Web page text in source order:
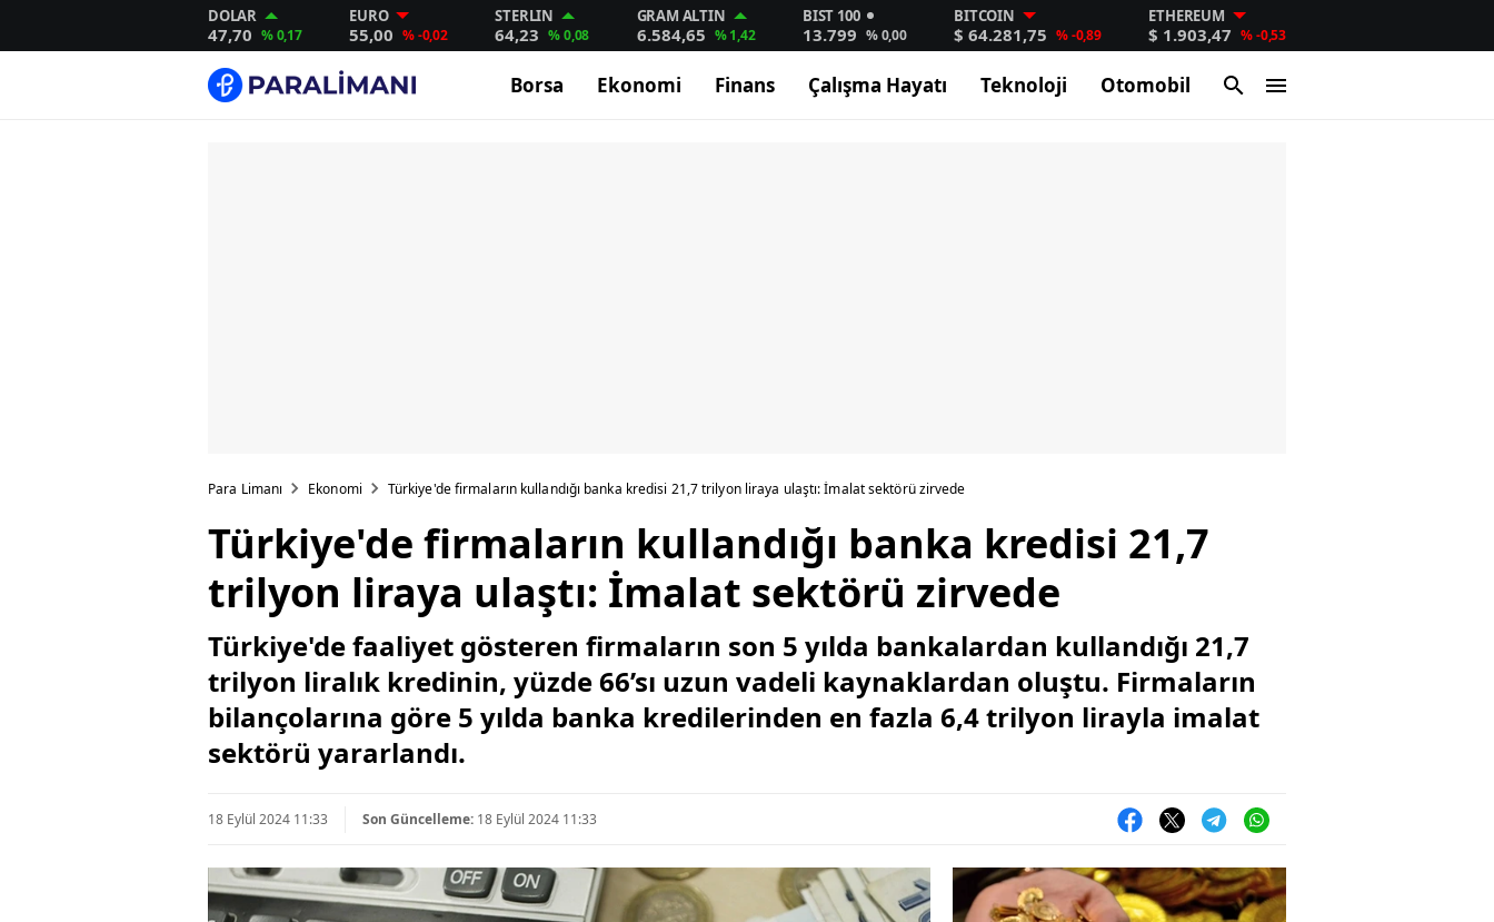
DOLAR
47,70 % 0,17
EURO
55,00 % -0,02
STERLIN
64,23 % 0,08
GRAM ALTIN
6.584,65 % 1,42
BIST 100
13.799 % 0,00
BITCOIN
$ 64.281,75 % -0,89
ETHEREUM
$ 1.903,47 % -0,53
Borsa Ekonomi Finans Çalışma Hayatı Teknoloji Otomobil
Para Limanı Ekonomi Türkiye'de firmaların kullandığı banka kredisi 21,7 trilyon liraya ulaştı: İmalat sektörü zirvede
Türkiye'de firmaların kullandığı banka kredisi 21,7
trilyon liraya ulaştı: İmalat sektörü zirvede
Türkiye'de faaliyet gösteren firmaların son 5 yılda bankalardan kullandığı 21,7
trilyon liralık kredinin, yüzde 66’sı uzun vadeli kaynaklardan oluştu. Firmaların
bilançolarına göre 5 yılda banka kredilerinden en fazla 6,4 trilyon lirayla imalat
sektörü yararlandı.
18 Eylül 2024 11:33 Son Güncelleme: 18 Eylül 2024 11:33